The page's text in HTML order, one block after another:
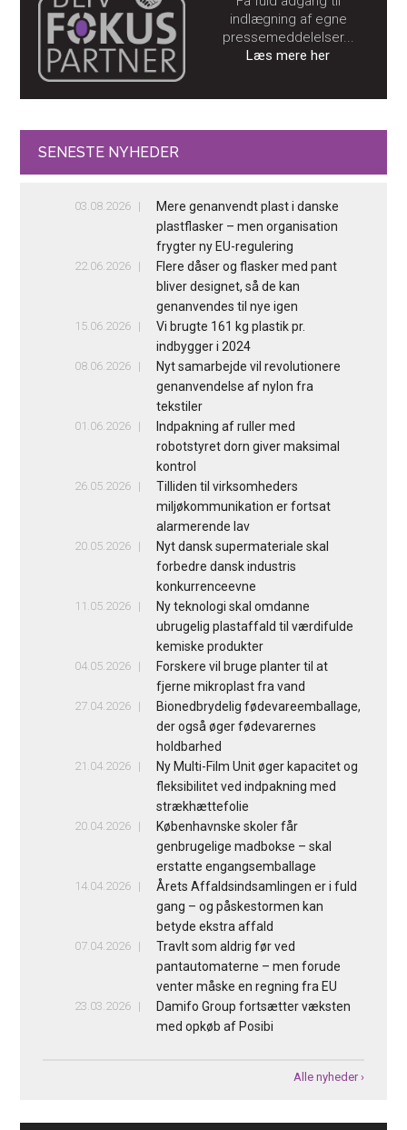
indlægning af egne
pressemeddelelser...
Læs mere her
SENESTE NYHEDER
03.08.2026
Mere genanvendt plast i danske
plastflasker – men organisation
frygter ny EU-regulering
22.06.2026
Flere dåser og flasker med pant
bliver designet, så de kan
genanvendes til nye igen
15.06.2026
Vi brugte 161 kg plastik pr.
indbygger i 2024
08.06.2026
Nyt samarbejde vil revolutionere
genanvendelse af nylon fra
tekstiler
01.06.2026
Indpakning af ruller med
robotstyret dorn giver maksimal
kontrol
26.05.2026
Tilliden til virksomheders
miljøkommunikation er fortsat
alarmerende lav
20.05.2026
Nyt dansk supermateriale skal
forbedre dansk industris
konkurrenceevne
11.05.2026
Ny teknologi skal omdanne
ubrugelig plastaffald til værdifulde
kemiske produkter
04.05.2026
Forskere vil bruge planter til at
fjerne mikroplast fra vand
27.04.2026
Bionedbrydelig fødevareemballage,
der også øger fødevarernes
holdbarhed
21.04.2026
Ny Multi-Film Unit øger kapacitet og
fleksibilitet ved indpakning med
strækhættefolie
20.04.2026
Københavnske skoler får
genbrugelige madbokse – skal
erstatte engangsemballage
14.04.2026
Årets Affaldsindsamlingen er i fuld
gang – og påskestormen kan
betyde ekstra affald
07.04.2026
Travlt som aldrig før ved
pantautomaterne – men forude
venter måske en regning fra EU
23.03.2026
Damifo Group fortsætter væksten
med opkøb af Posibi
Alle nyheder ›